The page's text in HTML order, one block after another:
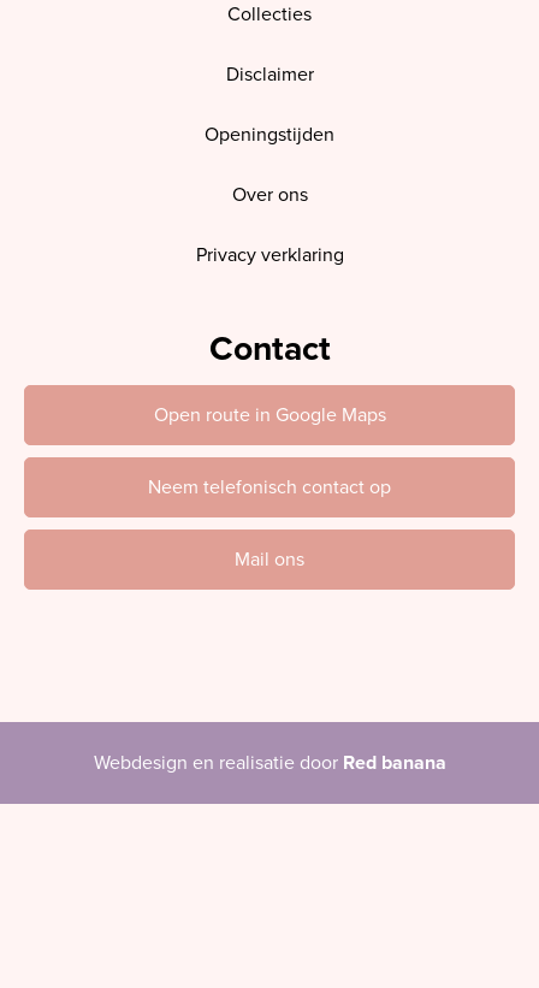
Collecties
Disclaimer
Openingstijden
Over ons
Privacy verklaring
Contact
Open route in Google Maps
Neem telefonisch contact op
Mail ons
Webdesign en realisatie door Red banana